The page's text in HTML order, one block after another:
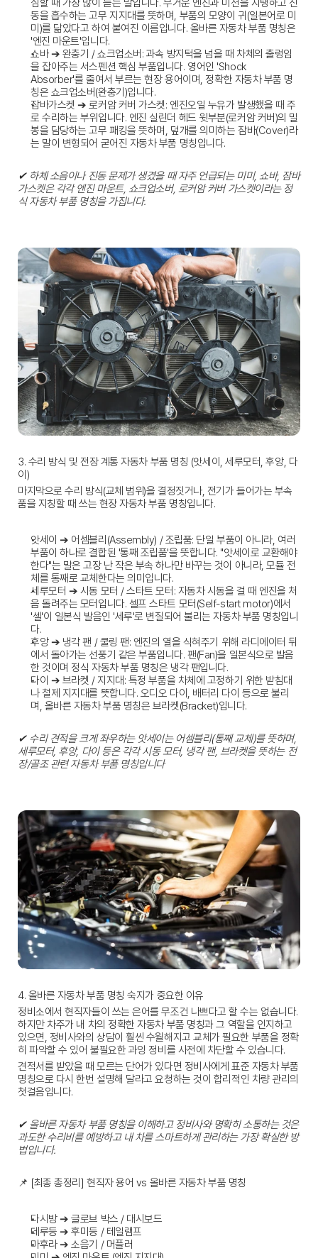
심할 때 가장 많이 듣는 말입니다. 무거운 엔진과 미션을 지탱하고 진
동을 흡수하는 고무 지지대를 뜻하며, 부품의 모양이 귀(일본어로 미
미)를 닮았다고 하여 붙여진 이름입니다. 올바른 자동차 부품 명칭은
'엔진 마운트'입니다.
쇼바 ➔ 완충기 / 쇼크업소버: 과속 방지턱을 넘을 때 차체의 출렁임
을 잡아주는 서스펜션 핵심 부품입니다. 영어인 'Shock
Absorber'를 줄여서 부르는 현장 용어이며, 정확한 자동차 부품 명
칭은 쇼크업소버(완충기)입니다.
잠바가스켓 ➔ 로커암 커버 가스켓: 엔진오일 누유가 발생했을 때 주
로 수리하는 부위입니다. 엔진 실린더 헤드 윗부분(로커암 커버)의 밀
봉을 담당하는 고무 패킹을 뜻하며, 덮개를 의미하는 잠바(Cover)라
는 말이 변형되어 굳어진 자동차 부품 명칭입니다.
✔ 하체 소음이나 진동 문제가 생겼을 때 자주 언급되는 미미, 쇼바, 잠바
가스켓은 각각 엔진 마운트, 쇼크업소버, 로커암 커버 가스켓이라는 정
식 자동차 부품 명칭을 가집니다.
3. 수리 방식 및 전장 계통 자동차 부품 명칭 (앗세이, 세루모터, 후앙, 다
이)
마지막으로 수리 방식(교체 범위)을 결정짓거나, 전기가 들어가는 부속
품을 지칭할 때 쓰는 현장 자동차 부품 명칭입니다.
앗세이 ➔ 어셈블리(Assembly) / 조립품: 단일 부품이 아니라, 여러
부품이 하나로 결합된 '통째 조립품'을 뜻합니다. "앗세이로 교환해야
한다"는 말은 고장 난 작은 부속 하나만 바꾸는 것이 아니라, 모듈 전
체를 통째로 교체한다는 의미입니다.
세루모터 ➔ 시동 모터 / 스타트 모터: 자동차 시동을 걸 때 엔진을 처
음 돌려주는 모터입니다. 셀프 스타트 모터(Self-start motor)에서
'셀'이 일본식 발음인 '세루'로 변질되어 불리는 자동차 부품 명칭입니
다.
후앙 ➔ 냉각 팬 / 쿨링 팬: 엔진의 열을 식혀주기 위해 라디에이터 뒤
에서 돌아가는 선풍기 같은 부품입니다. 팬(Fan)을 일본식으로 발음
한 것이며 정식 자동차 부품 명칭은 냉각 팬입니다.
다이 ➔ 브라켓 / 지지대: 특정 부품을 차체에 고정하기 위한 받침대
나 철제 지지대를 뜻합니다. 오디오 다이, 배터리 다이 등으로 불리
며, 올바른 자동차 부품 명칭은 브라켓(Bracket)입니다.
✔ 수리 견적을 크게 좌우하는 앗세이는 어셈블리(통째 교체)를 뜻하며,
세루모터, 후앙, 다이 등은 각각 시동 모터, 냉각 팬, 브라켓을 뜻하는 전
장/골조 관련 자동차 부품 명칭입니다
4. 올바른 자동차 부품 명칭 숙지가 중요한 이유
정비소에서 현직자들이 쓰는 은어를 무조건 나쁘다고 할 수는 없습니다.
하지만 차주가 내 차의 정확한 자동차 부품 명칭과 그 역할을 인지하고
있으면, 정비사와의 상담이 훨씬 수월해지고 교체가 필요한 부품을 정확
히 파악할 수 있어 불필요한 과잉 정비를 사전에 차단할 수 있습니다.
견적서를 받았을 때 모르는 단어가 있다면 정비사에게 표준 자동차 부품
명칭으로 다시 한번 설명해 달라고 요청하는 것이 합리적인 차량 관리의
첫걸음입니다.
✔ 올바른 자동차 부품 명칭을 이해하고 정비사와 명확히 소통하는 것은
과도한 수리비를 예방하고 내 차를 스마트하게 관리하는 가장 확실한 방
법입니다.
📌 [최종 총정리] 현직자 용어 vs 올바른 자동차 부품 명칭
다시방 ➔ 글로브 박스 / 대시보드
데루등 ➔ 후미등 / 테일램프
마후라 ➔ 소음기 / 머플러